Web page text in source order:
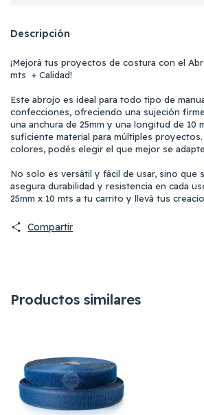
Descripción
¡Mejorá tus proyectos de costura con el
mts + Calidad!
Este abrojo es ideal para todo tipo de
confecciones, ofreciendo una sujeción
una anchura de 25mm y una longitud de 10
suficiente material para múltiples
colores, podés elegir el que mejor se
No solo es versátil y fácil de usar, sino que
asegura durabilidad y resistencia en cada
25mm x 10 mts a tu carrito y llevá tus
Compartir
Productos similares